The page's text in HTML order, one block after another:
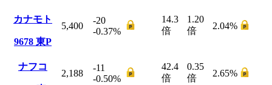
カナモト
9678 東P
5,400
-20
-0.37%
14.3
倍
1.20
倍
2.04%
ナフコ
2,188
-11
-0.50%
42.4
倍
0.35
倍
2.65%